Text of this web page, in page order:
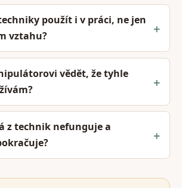
použít i v práci, ne jen
vztahu?
vědět, že tyhle
z technik nefunguje a